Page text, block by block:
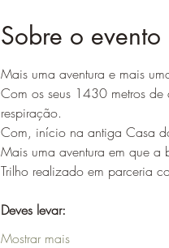
Sobre o evento
Mais uma aventura e mais
Com os seus 1430 metros de
respiração.
Com, início na antiga Casa
Mais uma aventura em que a
​Trilho realizado em parceria
Deves levar:
Mostrar mais